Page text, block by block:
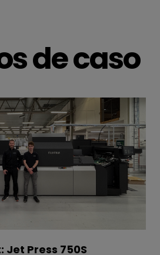
de caso
Press 750S